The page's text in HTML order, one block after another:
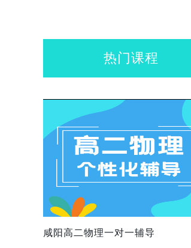
热门课程
咸阳高二物理一对一辅导